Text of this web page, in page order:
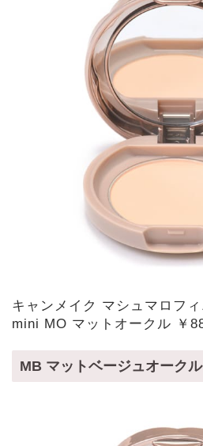
キャンメイク マシュマロフ
mini MO マットオークル ￥
MB マットベージュオークル